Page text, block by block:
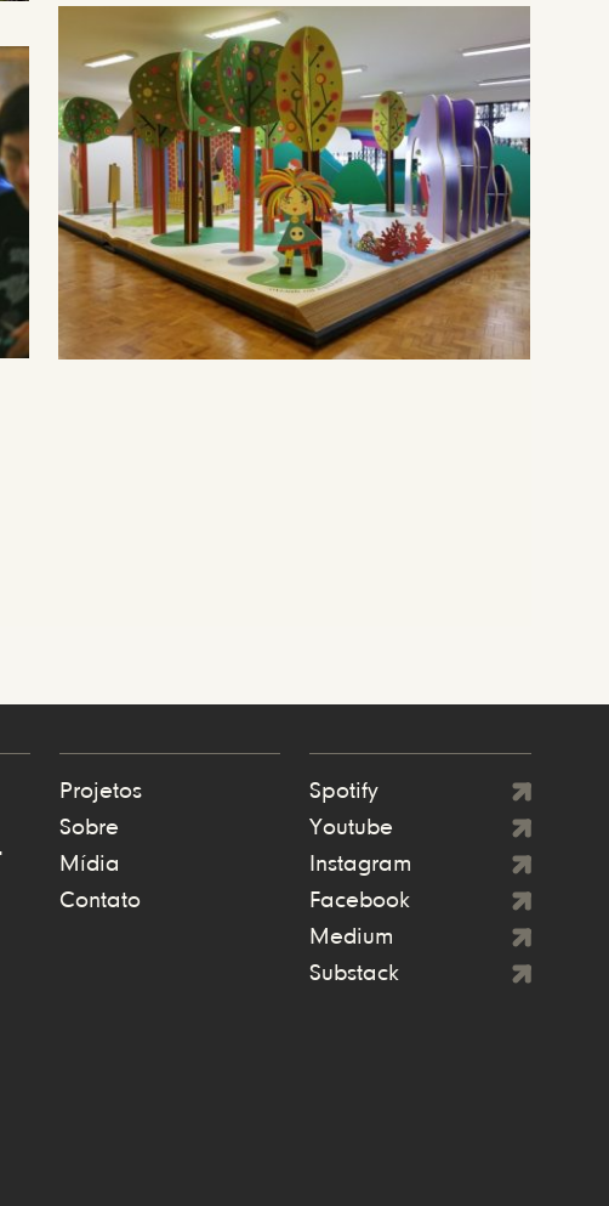
Projetos
Sobre
Mídia
Contato
Spotify
Youtube
Instagram
Facebook
Medium
Substack